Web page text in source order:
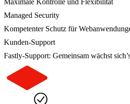
Maximale Kontrolle und Flexibilität
Managed Security
Kompetenter Schutz für
Kunden-Support
Fastly-Support: Gemeinsam wächst